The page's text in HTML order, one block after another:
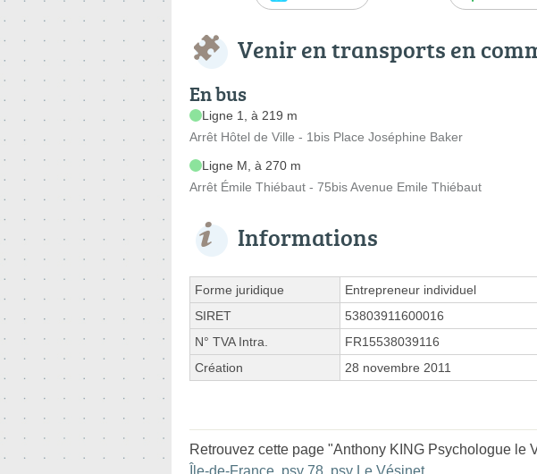
Venir en transports en
En bus
Ligne 1, à 219 m
Arrêt Hôtel de Ville - 1bis Place Joséphine Baker
Ligne M, à 270 m
Arrêt Émile Thiébaut - 75bis Avenue Emile Thiébaut
Informations
Forme juridique
Entrepreneur individuel
SIRET
53803911600016
N° TVA Intra.
FR15538039116
Création
28 novembre 2011
Retrouvez cette page "Anthony KING Psychologue
Île-de-France psy 78 psy Le Vésinet.